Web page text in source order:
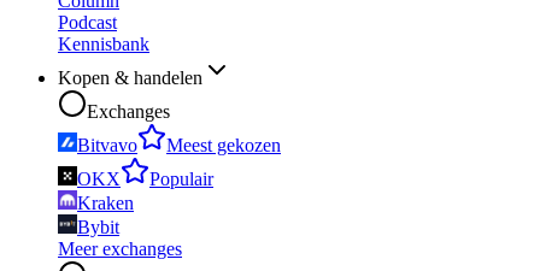
Podcast
Kennisbank
Kopen & handelen
Exchanges
Bitvavo
Meest gekozen
OKX
Populair
Kraken
Bybit
Meer exchanges